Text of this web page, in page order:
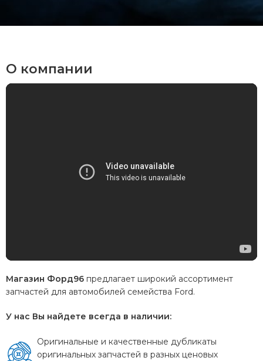
О компании
Магазин Форд96 предлагает широкий ассортимент
запчастей для автомобилей семейства Ford.
У нас Вы найдете всегда в наличии:
Оригинальные и качественные дубликаты
оригинальных запчастей в разных ценовых